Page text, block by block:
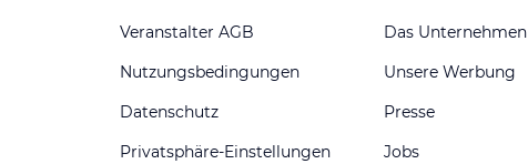
Veranstalter AGB
Nutzungsbedingungen
Datenschutz
Privatsphäre-Einstellungen
Das Unternehmen
Unsere Werbung
Presse
Jobs